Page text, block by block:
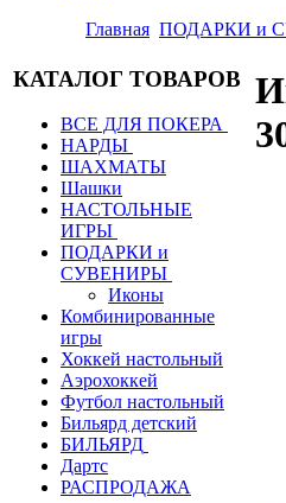
Главная ПОДАРКИ и
КАТАЛОГ ТОВАРОВ
ВСЕ ДЛЯ ПОКЕРА
НАРДЫ
ШАХМАТЫ
Шашки
НАСТОЛЬНЫЕ
ИГРЫ
ПОДАРКИ и
СУВЕНИРЫ
Иконы
Комбинированные
игры
Хоккей настольный
Аэрохоккей
Футбол настольный
Бильярд детский
БИЛЬЯРД
Дартс
РАСПРОДАЖА